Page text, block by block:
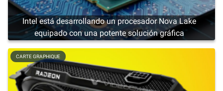
Intel está desarrollando un procesador Nova Lake
equipado con una potente solución gráfica
CARTE GRAPHIQUE